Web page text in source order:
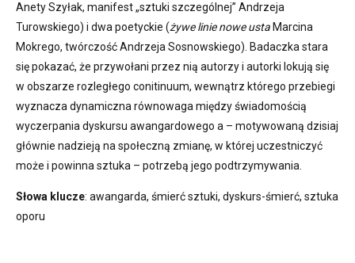
Anety Szyłak, manifest „sztuki szczególnej” Andrzeja
Turowskiego) i dwa poetyckie (żywe linie nowe usta Marcina
Mokrego, twórczość Andrzeja Sosnowskiego). Badaczka stara
się pokazać, że przywołani przez nią autorzy i autorki lokują się
w obszarze rozległego conitinuum, wewnątrz którego przebiegi
wyznacza dynamiczna równowaga między świadomością
wyczerpania dyskursu awangardowego a – motywowaną dzisiaj
głównie nadzieją na społeczną zmianę, w której uczestniczyć
może i powinna sztuka – potrzebą jego podtrzymywania.
Słowa klucze: awangarda, śmierć sztuki, dyskurs-śmierć, sztuka
oporu